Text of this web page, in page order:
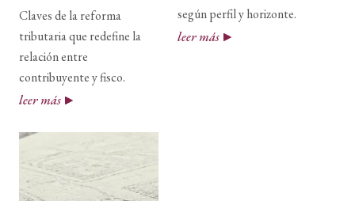
Claves de la reforma
tributaria que redefine la
relación entre
contribuyente y fisco.
leer más
según perfil y horizonte.
leer más